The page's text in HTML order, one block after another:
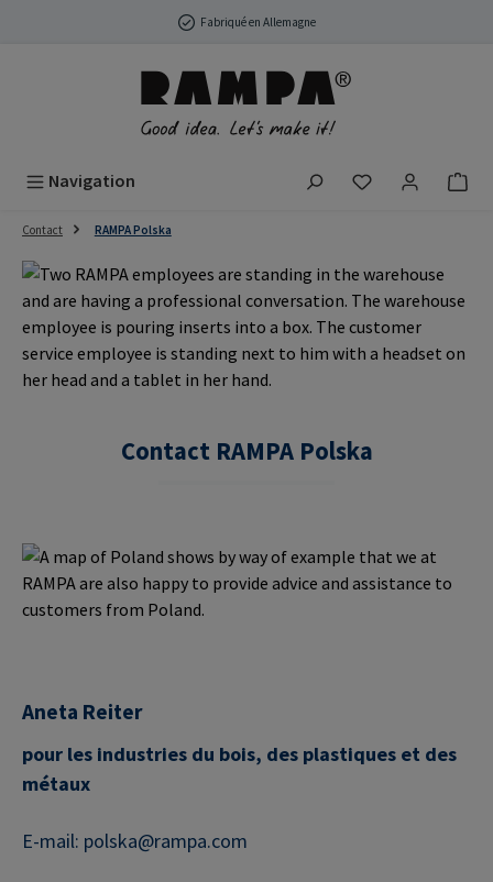
Passer au contenu principalFabriqué en Allemagne
Navigation Vous avez 0
Contact RAMPA Polska
Contact RAMPA Polska
Aneta Reiter
pour les industries du bois, des plastiques et des
métaux
E-mail: polska@rampa.com